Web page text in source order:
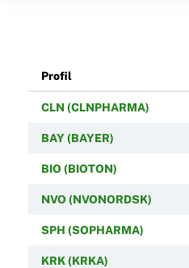
Profil
CLN (CLNPHARMA)
BAY (BAYER)
BIO (BIOTON)
NVO (NVONORDSK)
SPH (SOPHARMA)
KRK (KRKA)